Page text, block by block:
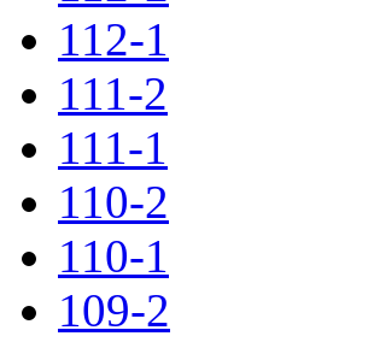
112-1
111-2
111-1
110-2
110-1
109-2